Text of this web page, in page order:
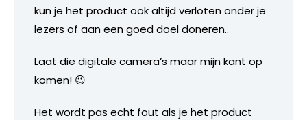
kun je het product ook altijd verloten onder je
lezers of aan een goed doel doneren..
Laat die digitale camera’s maar mijn kant op
komen! 😉
Het wordt pas echt fout als je het product